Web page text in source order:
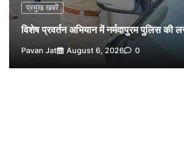
प्रमुख खबरें
विशेष प्रवर्तन अभियान में नर्मदापुरम पुलिस की
Pavan Jat August 6, 2026 0